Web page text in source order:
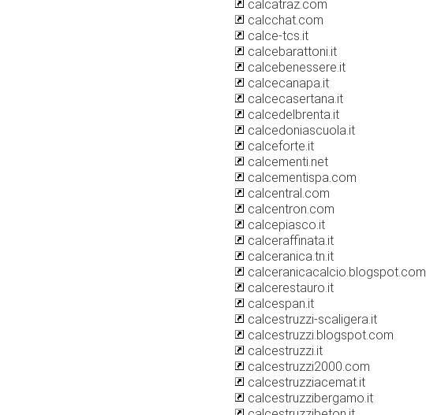
calcatraz.com
calcchat.com
calce-tcs.it
calcebarattoni.it
calcebenessere.it
calcecanapa.it
calcecasertana.it
calcedelbrenta.it
calcedoniascuola.it
calceforte.it
calcementi.net
calcementispa.com
calcentral.com
calcentron.com
calcepiasco.it
calceraffinata.it
calceranica.tn.it
calceranicacalcio.blogspot.com
calcerestauro.it
calcespan.it
calcestruzzi-scaligera.it
calcestruzzi.blogspot.com
calcestruzzi.it
calcestruzzi2000.com
calcestruzziacemat.it
calcestruzzibergamo.it